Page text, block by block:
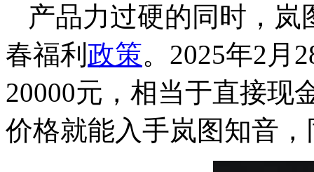
产品力过硬的同时，
春福利 政策。2025年2月
20000元，相当于直接现
价格就能入手岚图知音